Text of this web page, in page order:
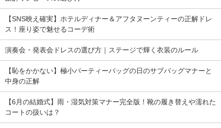
【SNS映え確実】ホテルディナー＆アフタヌーンティーの正解ドレ
ス！座り姿で魅せるコーデ術
演奏会・発表会ドレスの選び方｜ステージで輝く衣装のルール
【恥をかかない】極小パーティーバッグの日のサブバッグマナーと
中身の正解
【6月の結婚式】雨・湿気対策マナー完全版！靴の履き替えや濡れた
コートの扱いは？